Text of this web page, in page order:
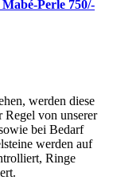
Perle 750/-
werden diese
von unserer
bei Bedarf
werden auf
Ringe